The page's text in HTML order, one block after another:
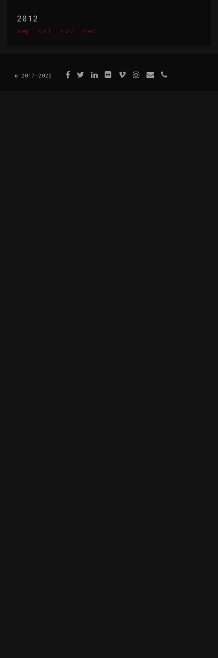
2012
sep okt nov dec
© 2017-2022